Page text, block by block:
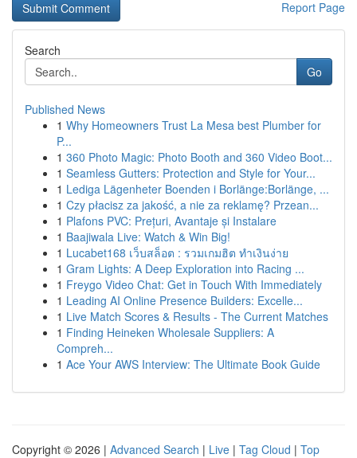
Report Page
Search
Go
Published News
1 Why Homeowners Trust La Mesa best Plumber for
P...
1 360 Photo Magic: Photo Booth and 360 Video Boot...
1 Seamless Gutters: Protection and Style for Your...
1 Lediga Lägenheter Boenden i Borlänge:Borlänge, ...
1 Czy płacisz za jakość, a nie za reklamę? Przean...
1 Plafons PVC: Prețuri, Avantaje și Instalare
1 Baajiwala Live: Watch & Win Big!
1 Lucabet168 เว็บสล็อต : รวมเกมฮิต ทำเงินง่าย
1 Gram Lights: A Deep Exploration into Racing ...
1 Freygo Video Chat: Get in Touch With Immediately
1 Leading AI Online Presence Builders: Excelle...
1 Live Match Scores & Results - The Current Matches
1 Finding Heineken Wholesale Suppliers: A
Compreh...
1 Ace Your AWS Interview: The Ultimate Book Guide
Copyright © 2026 | Advanced Search | Live | Tag Cloud | Top